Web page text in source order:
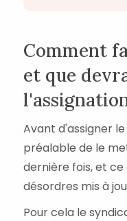
Comment
et que
Avant d'assigner
préalable de le
dernière fois, et
désordres mis à
Pour cela le